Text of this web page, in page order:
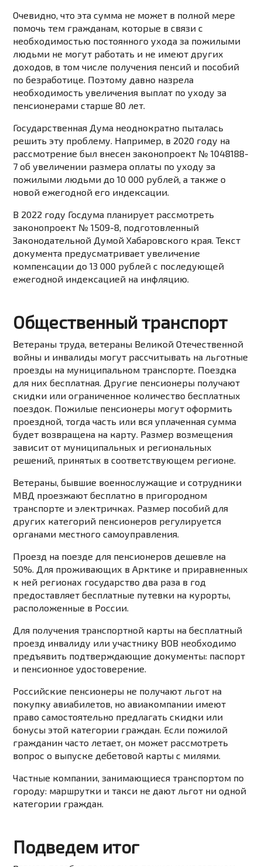
Очевидно, что эта сумма не может в полной мере
помочь тем гражданам, которые в связи с
необходимостью постоянного ухода за пожилыми
людьми не могут работать и не имеют других
доходов, в том числе получения пенсий и пособий
по безработице. Поэтому давно назрела
необходимость увеличения выплат по уходу за
пенсионерами старше 80 лет.
Государственная Дума неоднократно пыталась
решить эту проблему. Например, в 2020 году на
рассмотрение был внесен законопроект № 1048188-
7 об увеличении размера оплаты по уходу за
пожилыми людьми до 10 000 рублей, а также о
новой ежегодной его индексации.
В 2022 году Госдума планирует рассмотреть
законопроект № 1509-8, подготовленный
Законодательной Думой Хабаровского края. Текст
документа предусматривает увеличение
компенсации до 13 000 рублей с последующей
ежегодной индексацией на инфляцию.
Общественный транспорт
Ветераны труда, ветераны Великой Отечественной
войны и инвалиды могут рассчитывать на льготные
проезды на муниципальном транспорте. Поездка
для них бесплатная. Другие пенсионеры получают
скидки или ограниченное количество бесплатных
поездок. Пожилые пенсионеры могут оформить
проездной, тогда часть или вся уплаченная сумма
будет возвращена на карту. Размер возмещения
зависит от муниципальных и региональных
решений, принятых в соответствующем регионе.
Ветераны, бывшие военнослужащие и сотрудники
МВД проезжают бесплатно в пригородном
транспорте и электричках. Размер пособий для
других категорий пенсионеров регулируется
органами местного самоуправления.
Проезд на поезде для пенсионеров дешевле на
50%. Для проживающих в Арктике и приравненных
к ней регионах государство два раза в год
предоставляет бесплатные путевки на курорты,
расположенные в России.
Для получения транспортной карты на бесплатный
проезд инвалиду или участнику ВОВ необходимо
предъявить подтверждающие документы: паспорт
и пенсионное удостоверение.
Российские пенсионеры не получают льгот на
покупку авиабилетов, но авиакомпании имеют
право самостоятельно предлагать скидки или
бонусы этой категории граждан. Если пожилой
гражданин часто летает, он может рассмотреть
вопрос о выпуске дебетовой карты с милями.
Частные компании, занимающиеся транспортом по
городу: маршрутки и такси не дают льгот ни одной
категории граждан.
Подведем итог